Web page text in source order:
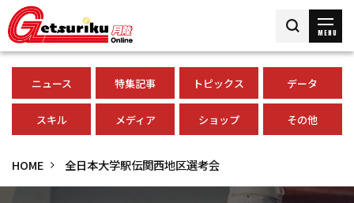
MENU
ニュース 特集記事 トピックス データ
スキル メディア ショップ その他
HOME 全日本大学駅伝関西地区選考会